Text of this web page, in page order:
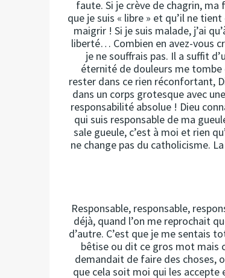
faute. Si je crève de chagrin, ma
que je suis « libre » et qu’il ne tient
maigrir ! Si je suis malade, j’ai
liberté… Combien en avez-vous
je ne souffrais pas. Il a suffit
éternité de douleurs me tombe
rester dans ce rien réconfortant,
dans un corps grotesque avec
responsabilité absolue ! Dieu
qui suis responsable de ma
sale gueule, c’est à moi et rien
ne change pas du catholicisme.
Responsable, responsable,
déjà, quand l’on me reprochait
d’autre. C’est que je me sentais
bêtise ou dit ce gros mot mais
demandait de faire des choses,
que cela soit moi qui les